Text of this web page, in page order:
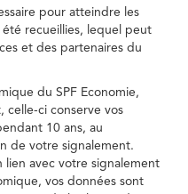
pour atteindre les
recueillies, lequel peut
et des partenaires du
du SPF Economie,
celle-ci conserve vos
10 ans, au
de votre signalement.
lien avec votre signalement
vos données sont